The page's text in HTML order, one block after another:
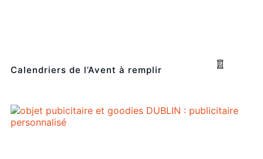
Calendriers de l’Avent à remplir